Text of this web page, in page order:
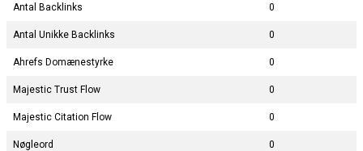
Antal Backlinks 0
Antal Unikke Backlinks 0
Ahrefs Domænestyrke 0
Majestic Trust Flow 0
Majestic Citation Flow 0
Nøgleord 0